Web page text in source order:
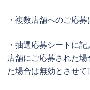
・複数店舗へのご応募
・抽選応募シートに
店舗にご応募された
た場合は無効とさせて